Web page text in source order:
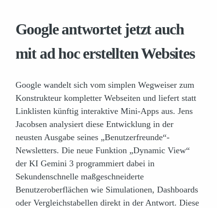
Google antwortet jetzt auch
mit ad hoc erstellten Websites
Google wandelt sich vom simplen Wegweiser zum
Konstrukteur kompletter Webseiten und liefert statt
Linklisten künftig interaktive Mini-Apps aus. Jens
Jacobsen analysiert diese Entwicklung in der
neusten Ausgabe seines „Benutzerfreunde“-
Newsletters. Die neue Funktion „Dynamic View“
der KI Gemini 3 programmiert dabei in
Sekundenschnelle maßgeschneiderte
Benutzeroberflächen wie Simulationen, Dashboards
oder Vergleichstabellen direkt in der Antwort. Diese